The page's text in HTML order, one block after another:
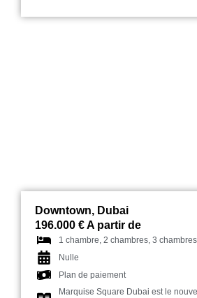
Downtown, Dubai
196.000 € A partir de
1 chambre, 2 chambres, 3
Nulle
Plan de paiement
Marquise Square Dubai est le